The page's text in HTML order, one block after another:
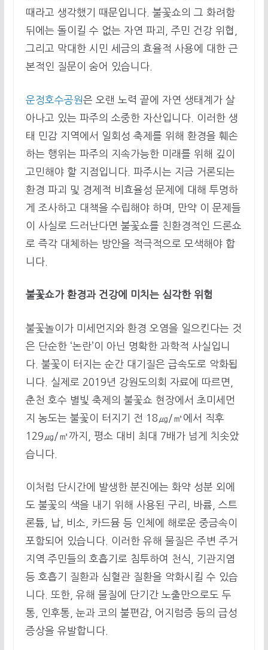
때라고 생각했기 때문입니다. 불꽃쇼의 그 화려함
뒤에는 돌이킬 수 없는 자연 파괴, 주민 건강 위협,
그리고 막대한 시민 세금의 효율적 사용에 대한 근
본적인 질문이 숨어 있습니다.
운정호수공원은 오랜 노력 끝에 자연 생태계가 살
아나고 있는 파주의 소중한 자산입니다. 이러한 생
태 민감 지역에서 일회성 축제를 위해 환경을 훼손
하는 행위는 파주의 지속가능한 미래를 위해 깊이
고민해야 할 지점입니다. 파주시는 지금 거론되는
환경 파괴 및 경제적 비효율성 문제에 대해 투명하
게 조사하고 대책을 수립해야 하며, 만약 이 문제들
이 사실로 드러난다면 불꽃쇼를 친환경적인 드론쇼
로 즉각 대체하는 방안을 적극적으로 모색해야 합
니다.
불꽃쇼가 환경과 건강에 미치는 심각한 위험
불꽃놀이가 미세먼지와 환경 오염을 일으킨다는 것
은 단순한 ‘논란’이 아닌 명확한 과학적 사실입니
다. 불꽃이 터지는 순간 대기질은 급속도로 악화됩
니다. 실제로 2019년 강원도의회 자료에 따르면,
춘천 호수 별빛 축제의 불꽃쇼 현장에서 초미세먼
지 농도는 불꽃이 터지기 전 18㎍/㎥에서 직후
129㎍/㎥까지, 평소 대비 최대 7배가 넘게 치솟았
습니다.
이처럼 단시간에 발생한 분진에는 화약 성분 외에
도 불꽃의 색을 내기 위해 사용된 구리, 바륨, 스트
론튬, 납, 비소, 카드뮴 등 인체에 해로운 중금속이
포함되어 있습니다. 이러한 유해 물질은 주변 주거
지역 주민들의 호흡기로 침투하여 천식, 기관지염
등 호흡기 질환과 심혈관 질환을 악화시킬 수 있습
니다. 또한, 유해 물질에 단기간 노출만으로도 두
통, 인후통, 눈과 코의 불편감, 어지럼증 등의 급성
증상을 유발합니다.